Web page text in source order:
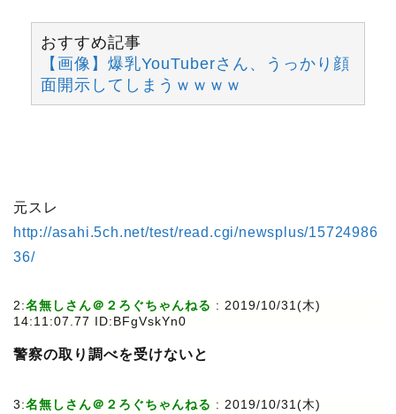
おすすめ記事
【画像】爆乳YouTuberさん、うっかり顔
面開示してしまうｗｗｗｗ
元スレ
http://asahi.5ch.net/test/read.cgi/newsplus/15724986
36/
2:名無しさん＠２ろぐちゃんねる : 2019/10/31(木)
14:11:07.77 ID:BFgVskYn0
警察の取り調べを受けないと
3:名無しさん＠２ろぐちゃんねる : 2019/10/31(木)